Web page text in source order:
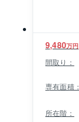
9,480万円
間取り：
専有面積：
所在階：